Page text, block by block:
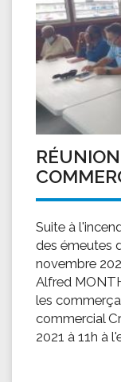
Suite à
des émeutes
novembre
Alfred
les
commercial
2021 à 11h à